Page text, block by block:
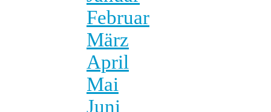
Februar
März
April
Mai
Juni